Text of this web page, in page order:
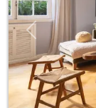
Previous